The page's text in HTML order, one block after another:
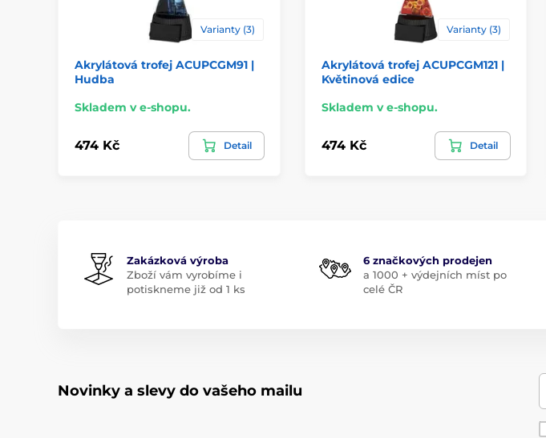
Varianty (3)
Akrylátová trofej ACUPCGM91 |
Hudba
Skladem v e-shopu.
474 Kč Detail
Varianty (3)
Akrylátová trofej ACUPCGM121 |
Květinová edice
Skladem v e-shopu.
474 Kč Detail
Zakázková výroba
Zboží vám vyrobíme i
potiskneme již od 1 ks
6 značkových prodejen
a 1000 + výdejních míst po
celé ČR
Novinky a slevy do vašeho mailu